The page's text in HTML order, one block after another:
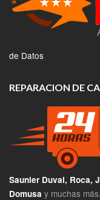
de Datos
REPARACION DE
Saunier Duval, Roca,
Domusa y muchas más.